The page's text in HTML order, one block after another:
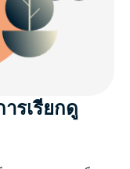
รเรียกดู